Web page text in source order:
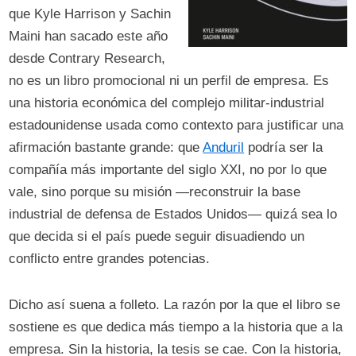
que Kyle Harrison y Sachin
Maini han sacado este año
desde Contrary Research,
no es un libro promocional ni un perfil de empresa. Es
una historia económica del complejo militar-industrial
estadounidense usada como contexto para justificar una
afirmación bastante grande: queAnduril podría ser la
compañía más importante del siglo XXI, no por lo que
vale, sino porque su misión —reconstruir la base
industrial de defensa de Estados Unidos— quizá sea lo
que decida si el país puede seguir disuadiendo un
conflicto entre grandes potencias.
Dicho así suena a folleto. La razón por la que el libro se
sostiene es que dedica más tiempo a la historia que a la
empresa. Sin la historia, la tesis se cae. Con la historia,